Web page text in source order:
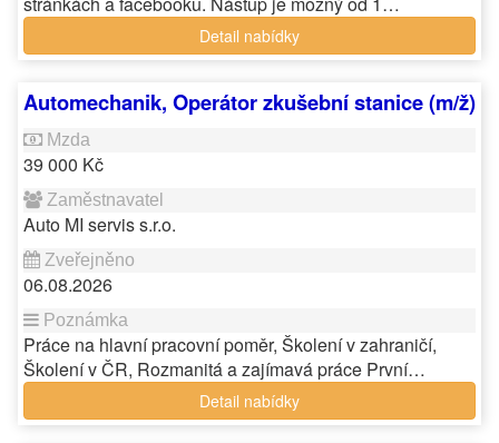
Detail nabídky
Automechanik, Operátor zkušební stanice (m/ž)
39 000 Kč
Auto MI servis s.r.o.
06.08.2026
Práce na hlavní pracovní poměr, Školení v zahraničí,
Školení v ČR, Rozmanitá a zajímavá práce První…
Detail nabídky